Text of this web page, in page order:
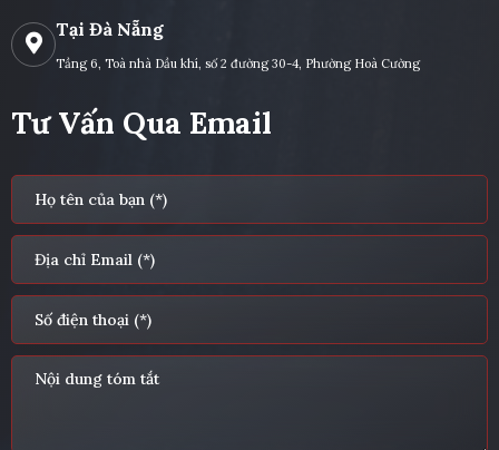
Tại Đà Nẵng
Tầng 6, Toà nhà Dầu khí, số 2 đường 30-4, Phường Hoà Cường
Tư Vấn Qua Email